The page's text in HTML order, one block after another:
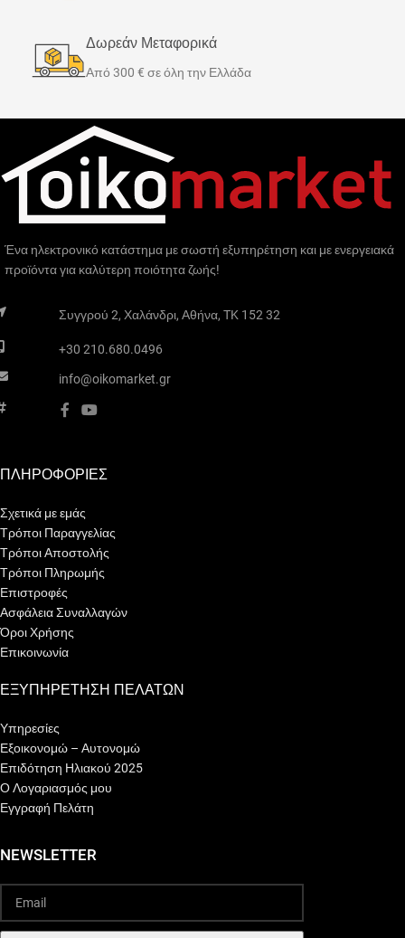
Δωρεάν Μεταφορικά
Από 300 € σε όλη την Ελλάδα
Ένα ηλεκτρονικό κατάστημα με σωστή εξυπηρέτηση και με ενεργειακά
προϊόντα για καλύτερη ποιότητα ζωής!
Συγγρού 2, Χαλάνδρι, Αθήνα, TK 152 32
+30 210.680.0496
info@oikomarket.gr
ΠΛΗΡΟΦΟΡΙΕΣ
Σχετικά με εμάς
Τρόποι Παραγγελίας
Τρόποι Αποστολής
Τρόποι Πληρωμής
Επιστροφές
Ασφάλεια Συναλλαγών
Όροι Χρήσης
Επικοινωνία
ΕΞΥΠΗΡΕΤΗΣΗ ΠΕΛΑΤΩΝ
Υπηρεσίες
Εξοικονομώ – Αυτονομώ
Επιδότηση Ηλιακού 2025
Ο Λογαριασμός μου
Εγγραφή Πελάτη
NEWSLETTER